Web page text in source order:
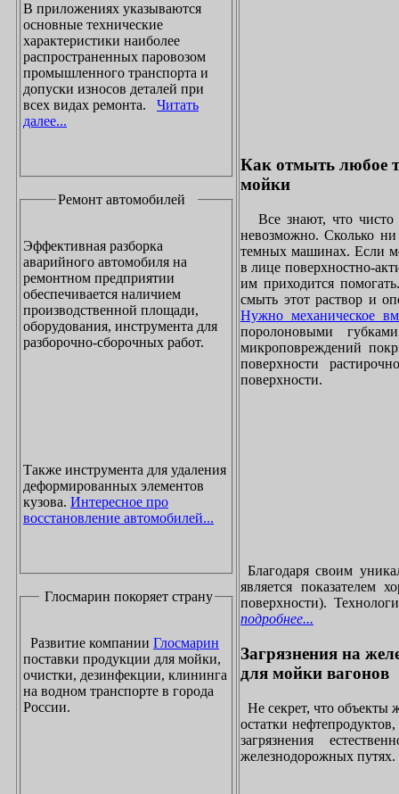
В приложениях указываются
основные технические
характеристики наиболее
распространенных паровозом
промышленного транспорта и
допуски износов деталей при
всех видах ремонта. Читать
далее...
Ремонт автомобилей
Эффективная разборка
аварийного автомобиля на
ремонтном предприятии
обеспечивается наличием
производственной площади,
оборудования, инструмента для
разборочно-сборочных работ.
Также инструмента для удаления
деформированных элементов
кузова. Интересное про
восстановление автомобилей...
Глосмарин покоряет страну
Развитие компании Глосмарин
поставки продукции для мойки,
очистки, дезинфекции, клининга
на водном транспорте в города
России.
Как отмыть любое
мойки
Все знают, что чисто
невозможно. Сколько
темных машинах. Если
в лице поверхностно-
им приходится
смыть этот раствор и
Нужно механическое
поролоновыми
микроповреждений
поверхности
поверхности.
Благодаря своим
является показателем
поверхности).
подробнее...
Загрязнения на
для мойки вагонов
Не секрет, что объекты
остатки нефтепродуктов,
загрязнения
железнодорожных путях.